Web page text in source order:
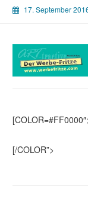
17. September
[/COLOR”>